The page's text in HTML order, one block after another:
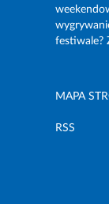
festiwale?
MAPA
RSS